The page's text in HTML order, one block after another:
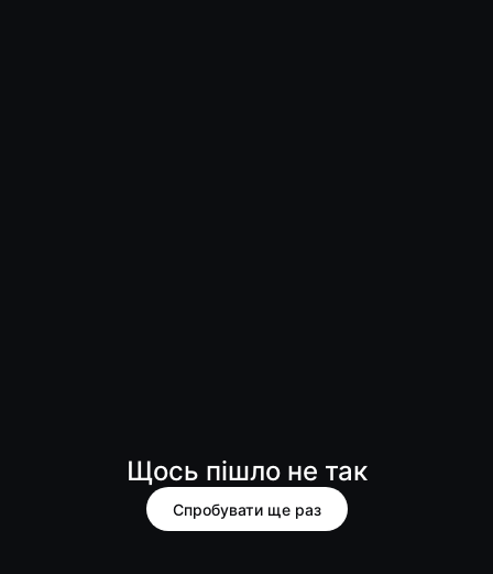
Щось пішло не так
Спробувати ще раз